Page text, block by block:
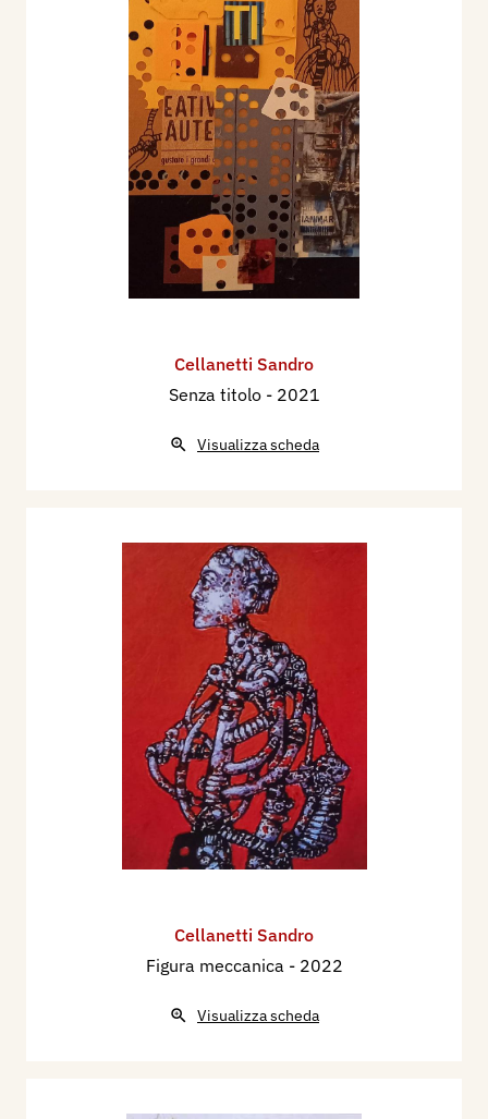
Cellanetti Sandro
Senza titolo - 2021
Visualizza scheda
Cellanetti Sandro
Figura meccanica - 2022
Visualizza scheda